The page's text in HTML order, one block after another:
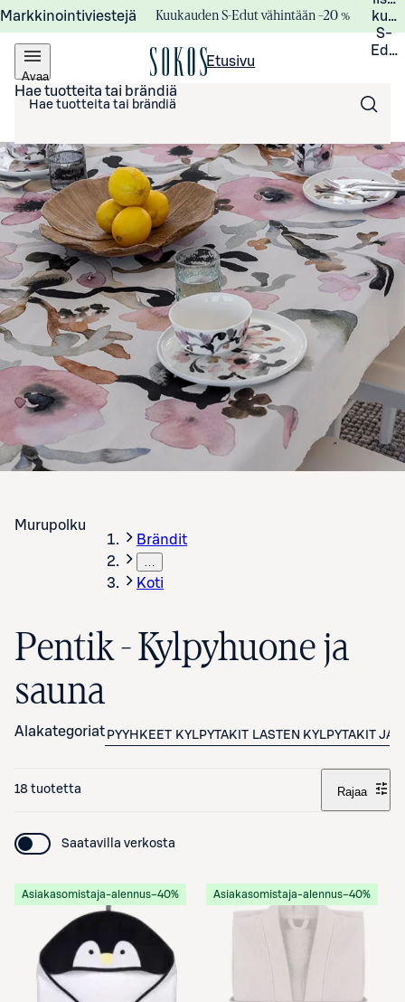
Markkinointiviestejä Kuukauden S-Edut vähintään –20 %
S-
Avaa
valikko
Etusivu
Hae tuotteita tai brändiä
Murupolku
Brändit
Koti
Pentik - Kylpyhuone ja
sauna
Alakategoriat PYYHKEET KYLPYTAKIT LASTEN KYLPYTAKIT JA
18 tuotetta Rajaa
Saatavilla verkosta
Asiakasomistaja-alennus−40% Asiakasomistaja-alennus−40%